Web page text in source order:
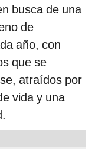
busca de una
de
año, con
que se
atraídos por
vida y una